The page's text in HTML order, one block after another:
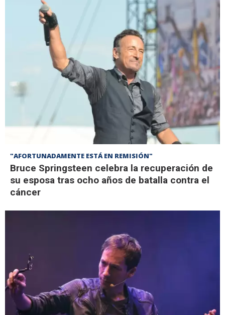
"AFORTUNADAMENTE ESTÁ EN REMISIÓN"
Bruce Springsteen celebra la recuperación de
su esposa tras ocho años de batalla contra el
cáncer